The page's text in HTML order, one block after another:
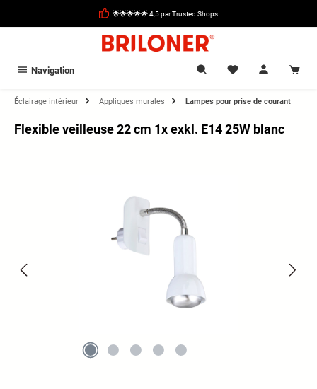
🌟🌟🌟🌟🌟 4,5 par Trusted Shops
Navigation
Éclairage intérieur Appliques murales Lampes pour prise de courant
Flexible veilleuse 22 cm 1x exkl. E14 25W blanc